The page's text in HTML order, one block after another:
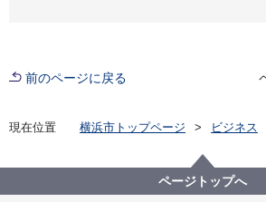
前のページに戻る
現在位置 横浜市トップページ
ビジネス
医療機関の方への情報
令和６年度 病床整備事前協議の実
ページトップへ